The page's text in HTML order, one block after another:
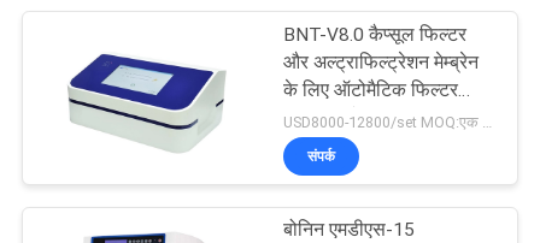
BNT-V8.0 कैप्सूल फिल्टर
और अल्ट्राफिल्ट्रेशन मेम्ब्रेन
के लिए ऑटोमैटिक फिल्टर
इंटीग्रिटी टेस्टर
USD8000-12800/set MOQ:एक सेट
संपर्क
बोनिन एमडीएस-15